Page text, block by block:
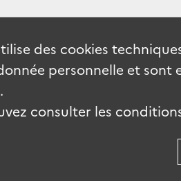
des cookies
personnelle et
consulter les